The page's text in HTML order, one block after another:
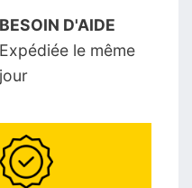
BESOIN D'AIDE
Expédiée le même
jour